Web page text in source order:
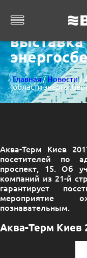
Аква-
выставка
Главная/Новости/
области
Аква-Терм Киев
посетителей по
проспект, 15. Об
компаний из 21-й
гарантирует
мероприятие
познавательным.
Аква-Терм Киев